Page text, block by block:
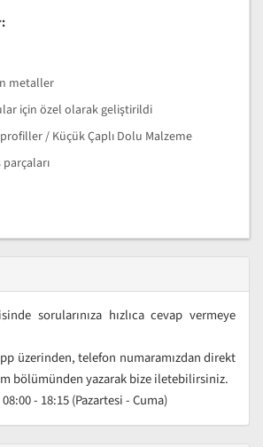
metaller
için özel olarak geliştirildi
/ Küçük Çaplı Dolu Malzeme
sorularınıza hızlıca cevap vermeye
üzerinden, telefon numaramızdan direkt
bölümünden yazarak bize iletebilirsiniz.
08:00 - 18:15 (Pazartesi - Cuma)